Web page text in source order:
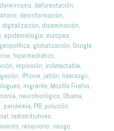
darwinismo, deforestación,
, desinformación,
digitalización, diseminación,
, epidemiología, europea,
geopolítica, globalización, Google,
, hipermediático,
, implosión, indetectable,
, iPhone, jabón, liderazgo,
, migrante, Mozilla Firefox,
, neurobiológico, Obama,
, pandemia, PIB, polución,
, redistributivas,
, reservorio, riesgo,